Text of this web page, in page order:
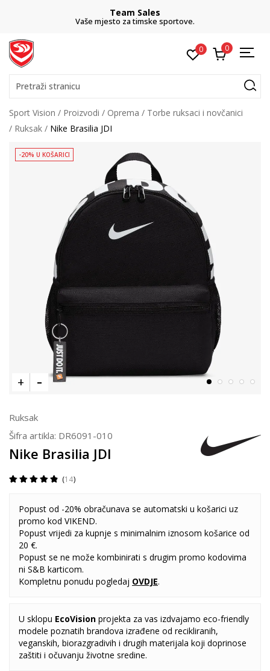
Team Sales
Vaše mjesto za timske sportove.
0 0
Pretraži stranicu
Sport Vision Proizvodi Oprema
Torbe ruksaci i novčanici
Ruksak
Nike Brasilia JDI
-20% U KOŠARICI
Ruksak
Šifra artikla: DR6091-010
Nike Brasilia JDI
14
Popust od -20% obračunava se automatski u košarici uz
promo kod VIKEND.
Popust vrijedi za kupnje s minimalnim iznosom košarice od
20 €.
Popust se ne može kombinirati s drugim promo kodovima
ni S&B karticom.
Kompletnu ponudu pogledaj OVDJE.
U sklopu EcoVision projekta za vas izdvajamo eco-friendly
modele poznatih brandova izrađene od recikliranih,
veganskih, biorazgradivih i drugih materijala koji doprinose
zaštiti i očuvanju životne sredine.